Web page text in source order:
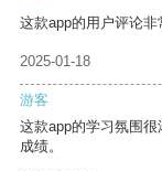
这款app的用户评论非
2025-01-18
游客
这款app的学习氛围
成绩。